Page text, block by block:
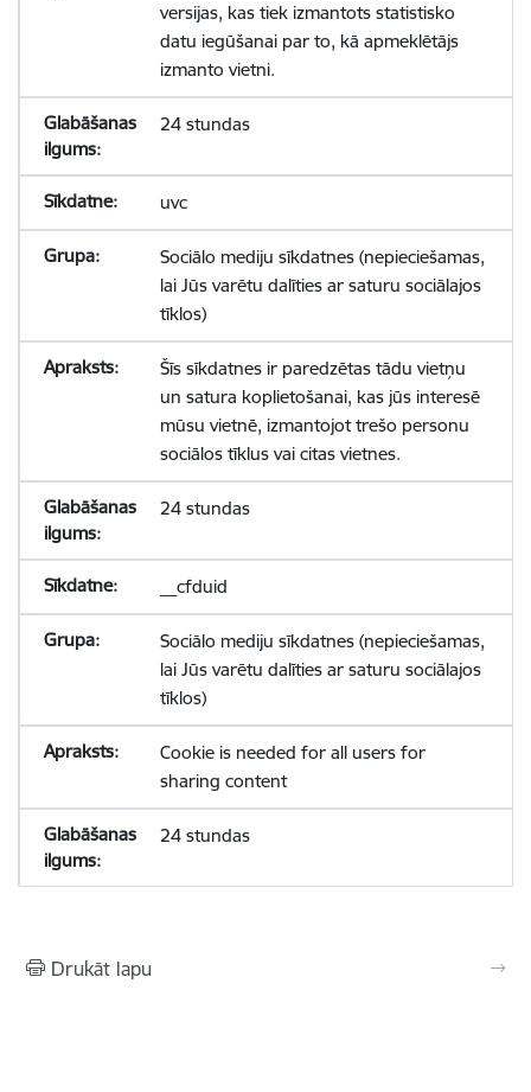
versijas, kas tiek izmantots statistisko
datu iegūšanai par to, kā apmeklētājs
izmanto vietni.
24 stundas
uvc
Sociālo mediju sīkdatnes (nepieciešamas,
lai Jūs varētu dalīties ar saturu sociālajos
tīklos)
Šīs sīkdatnes ir paredzētas tādu vietņu
un satura koplietošanai, kas jūs interesē
mūsu vietnē, izmantojot trešo personu
sociālos tīklus vai citas vietnes.
24 stundas
__cfduid
Sociālo mediju sīkdatnes (nepieciešamas,
lai Jūs varētu dalīties ar saturu sociālajos
tīklos)
Cookie is needed for all users for
sharing content
24 stundas
Drukāt lapu